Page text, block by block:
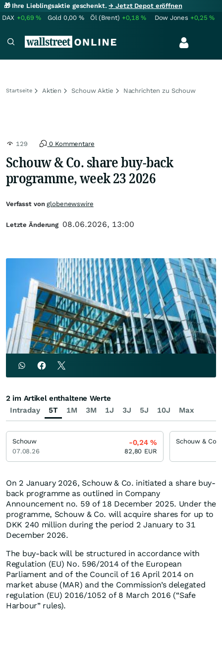
🎁 Ihre Lieblingsaktie geschenkt.→ Jetzt Depot eröffnen
DAX +0,69% Gold 0,00 % Öl (Brent) +0,18% Dow Jones +0,25%
Startseite Aktien Schouw Aktie Nachrichten zu Schouw
129 0 Kommentare
Schouw & Co. share buy-back
programme, week 23 2026
On 2 January 2026, Schouw & Co. initiated a share buy-
back programme as outlined in Company
Announcement no. 59 of 18 December 2025. Under the
programme, Schouw & Co. will acquire shares for up to
DKK 240 million during the period 2 January to 31
December 2026.
The buy-back will be structured in accordance with
Regulation (EU) No. 596/2014 of the European
Parliament and of the Council of 16 April 2014 on
market abuse (MAR) and the Commission’s delegated
regulation (EU) 2016/1052 of 8 March 2016 (“Safe
Harbour” rules).
Verfasst vonglobenewswire
Letzte Änderung 08.06.2026, 13:00
Intraday 5T 1M 3M 1J 3J 5J 10J Max
2 im Artikel enthaltene Werte
Schouw
07.08.26
-0,24%
82,80 EUR